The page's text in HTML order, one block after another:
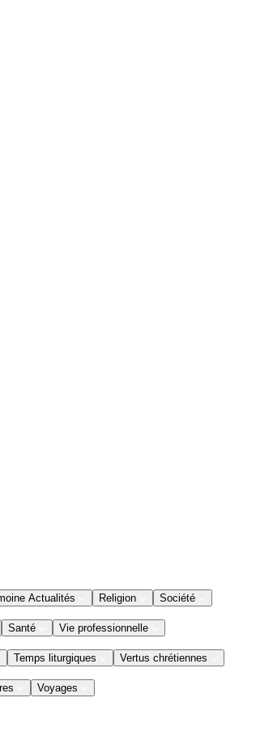
Actualités Religion Société
Santé Vie professionnelle
Temps liturgiques Vertus chrétiennes
Voyages